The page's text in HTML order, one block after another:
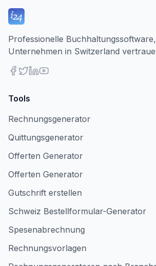
Professionelle
Unternehmen in Switzerland
Tools
Rechnungsgenerator
Quittungsgenerator
Offerten Generator
Offerten Generator
Gutschrift erstellen
Schweiz Bestellformular-Generator
Spesenabrechnung
Rechnungsvorlagen